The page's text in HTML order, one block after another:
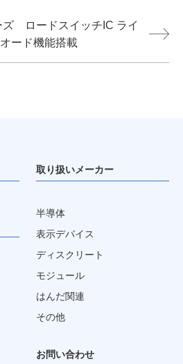
ズ ロードスイッチIC ライ
ード機能搭載
取り扱いメーカー
半導体
表示デバイス
ディスクリート
モジュール
はんだ関連
その他
お問い合わせ